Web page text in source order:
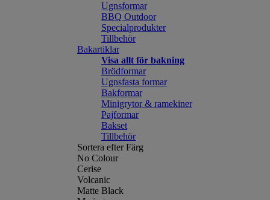
Ugnsformar
BBQ Outdoor
Specialprodukter
Tillbehör
Bakartiklar
Visa allt för bakning
Brödformar
Ugnsfasta formar
Bakformar
Minigrytor & ramekiner
Pajformar
Bakset
Tillbehör
Sortera efter Färg
No Colour
Cerise
Volcanic
Matte Black